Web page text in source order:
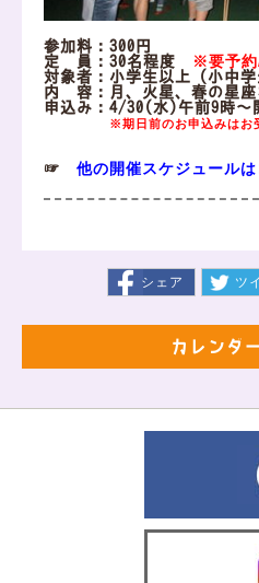
参加料：300円
定 員：30名程度
※要予
対象者：小学生以上（小中学
内 容：月、火星、春の星座
申込み：4/30(水)午前9時～
※期日前のお申込みはお
☞ 他の開催スケジュールは
シェア ツ
カレンダ